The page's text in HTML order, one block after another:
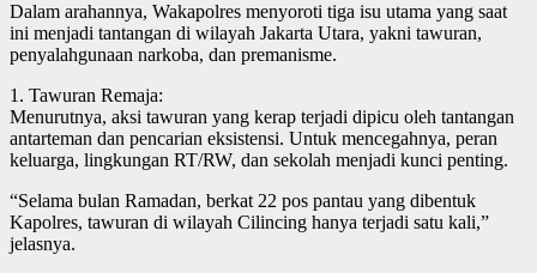
Dalam arahannya, Wakapolres menyoroti tiga isu utama yang saat
ini menjadi tantangan di wilayah Jakarta Utara, yakni tawuran,
penyalahgunaan narkoba, dan premanisme.
1. Tawuran Remaja:
Menurutnya, aksi tawuran yang kerap terjadi dipicu oleh tantangan
antarteman dan pencarian eksistensi. Untuk mencegahnya, peran
keluarga, lingkungan RT/RW, dan sekolah menjadi kunci penting.
“Selama bulan Ramadan, berkat 22 pos pantau yang dibentuk
Kapolres, tawuran di wilayah Cilincing hanya terjadi satu kali,”
jelasnya.